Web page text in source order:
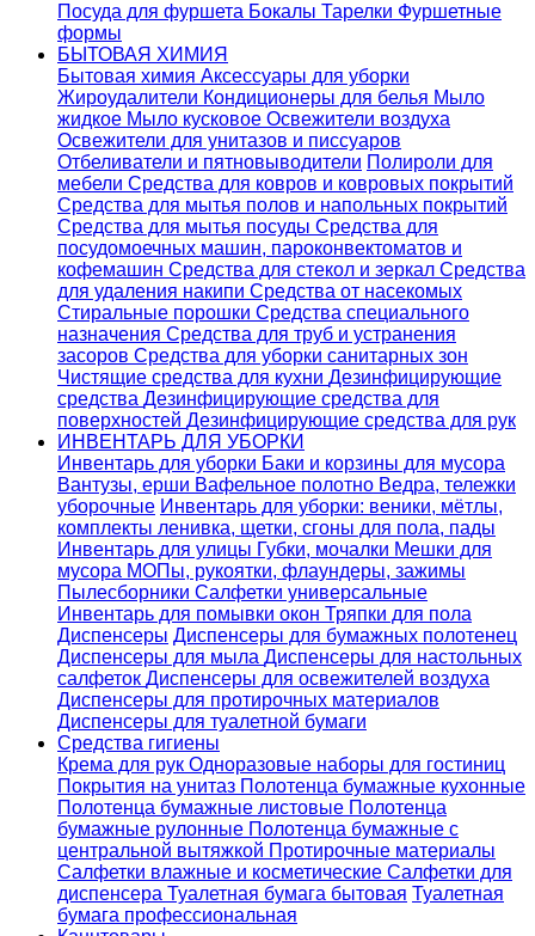
Посуда для фуршета Бокалы Тарелки Фуршетные
формы
БЫТОВАЯ ХИМИЯ
Бытовая химия Аксессуары для уборки
Жироудалители Кондиционеры для белья Мыло
жидкое Мыло кусковое Освежители воздуха
Освежители для унитазов и писсуаров
Отбеливатели и пятновыводители Полироли для
мебели Средства для ковров и ковровых покрытий
Средства для мытья полов и напольных покрытий
Средства для мытья посуды Средства для
посудомоечных машин, пароконвектоматов и
кофемашин Средства для стекол и зеркал Средства
для удаления накипи Средства от насекомых
Стиральные порошки Cредства специального
назначения Средства для труб и устранения
засоров Средства для уборки санитарных зон
Чистящие средства для кухни Дезинфицирующие
средства Дезинфицирующие средства для
поверхностей Дезинфицирующие средства для рук
ИНВЕНТАРЬ ДЛЯ УБОРКИ
Инвентарь для уборки Баки и корзины для мусора
Вантузы, ерши Вафельное полотно Ведра, тележки
уборочные Инвентарь для уборки: веники, мётлы,
комплекты ленивка, щетки, сгоны для пола, пады
Инвентарь для улицы Губки, мочалки Мешки для
мусора МОПы, рукоятки, флаундеры, зажимы
Пылесборники Салфетки универсальные
Инвентарь для помывки окон Тряпки для пола
Диспенсеры Диспенсеры для бумажных полотенец
Диспенсеры для мыла Диспенсеры для настольных
салфеток Диспенсеры для освежителей воздуха
Диспенсеры для протирочных материалов
Диспенсеры для туалетной бумаги
Средства гигиены
Крема для рук Одноразовые наборы для гостиниц
Покрытия на унитаз Полотенца бумажные кухонные
Полотенца бумажные листовые Полотенца
бумажные рулонные Полотенца бумажные с
центральной вытяжкой Протирочные материалы
Салфетки влажные и косметические Салфетки для
диспенсера Туалетная бумага бытовая Туалетная
бумага профессиональная